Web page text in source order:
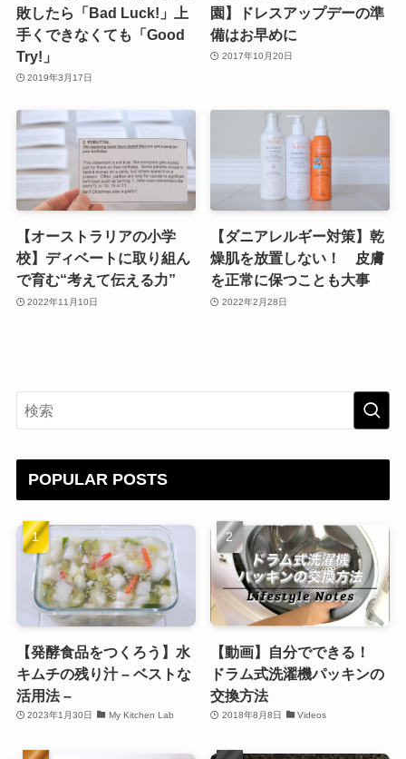
敗したら「Bad Luck!」上
手くできなくても「Good
Try!」
2019年3月17日
園】ドレスアップデーの準
備はお早めに
2017年10月20日
【オーストラリアの小学
校】ディベートに取り組ん
で育む“考えて伝える力”
2022年11月10日
【ダニアレルギー対策】乾
燥肌を放置しない！ 皮膚
を正常に保つことも大事
2022年2月28日
POPULAR POSTS
【発酵食品をつくろう】水
キムチの残り汁 – ベストな
活用法 –
2023年1月30日 My Kitchen Lab
【動画】自分でできる！
ドラム式洗濯機パッキンの
交換方法
2018年8月8日 Videos